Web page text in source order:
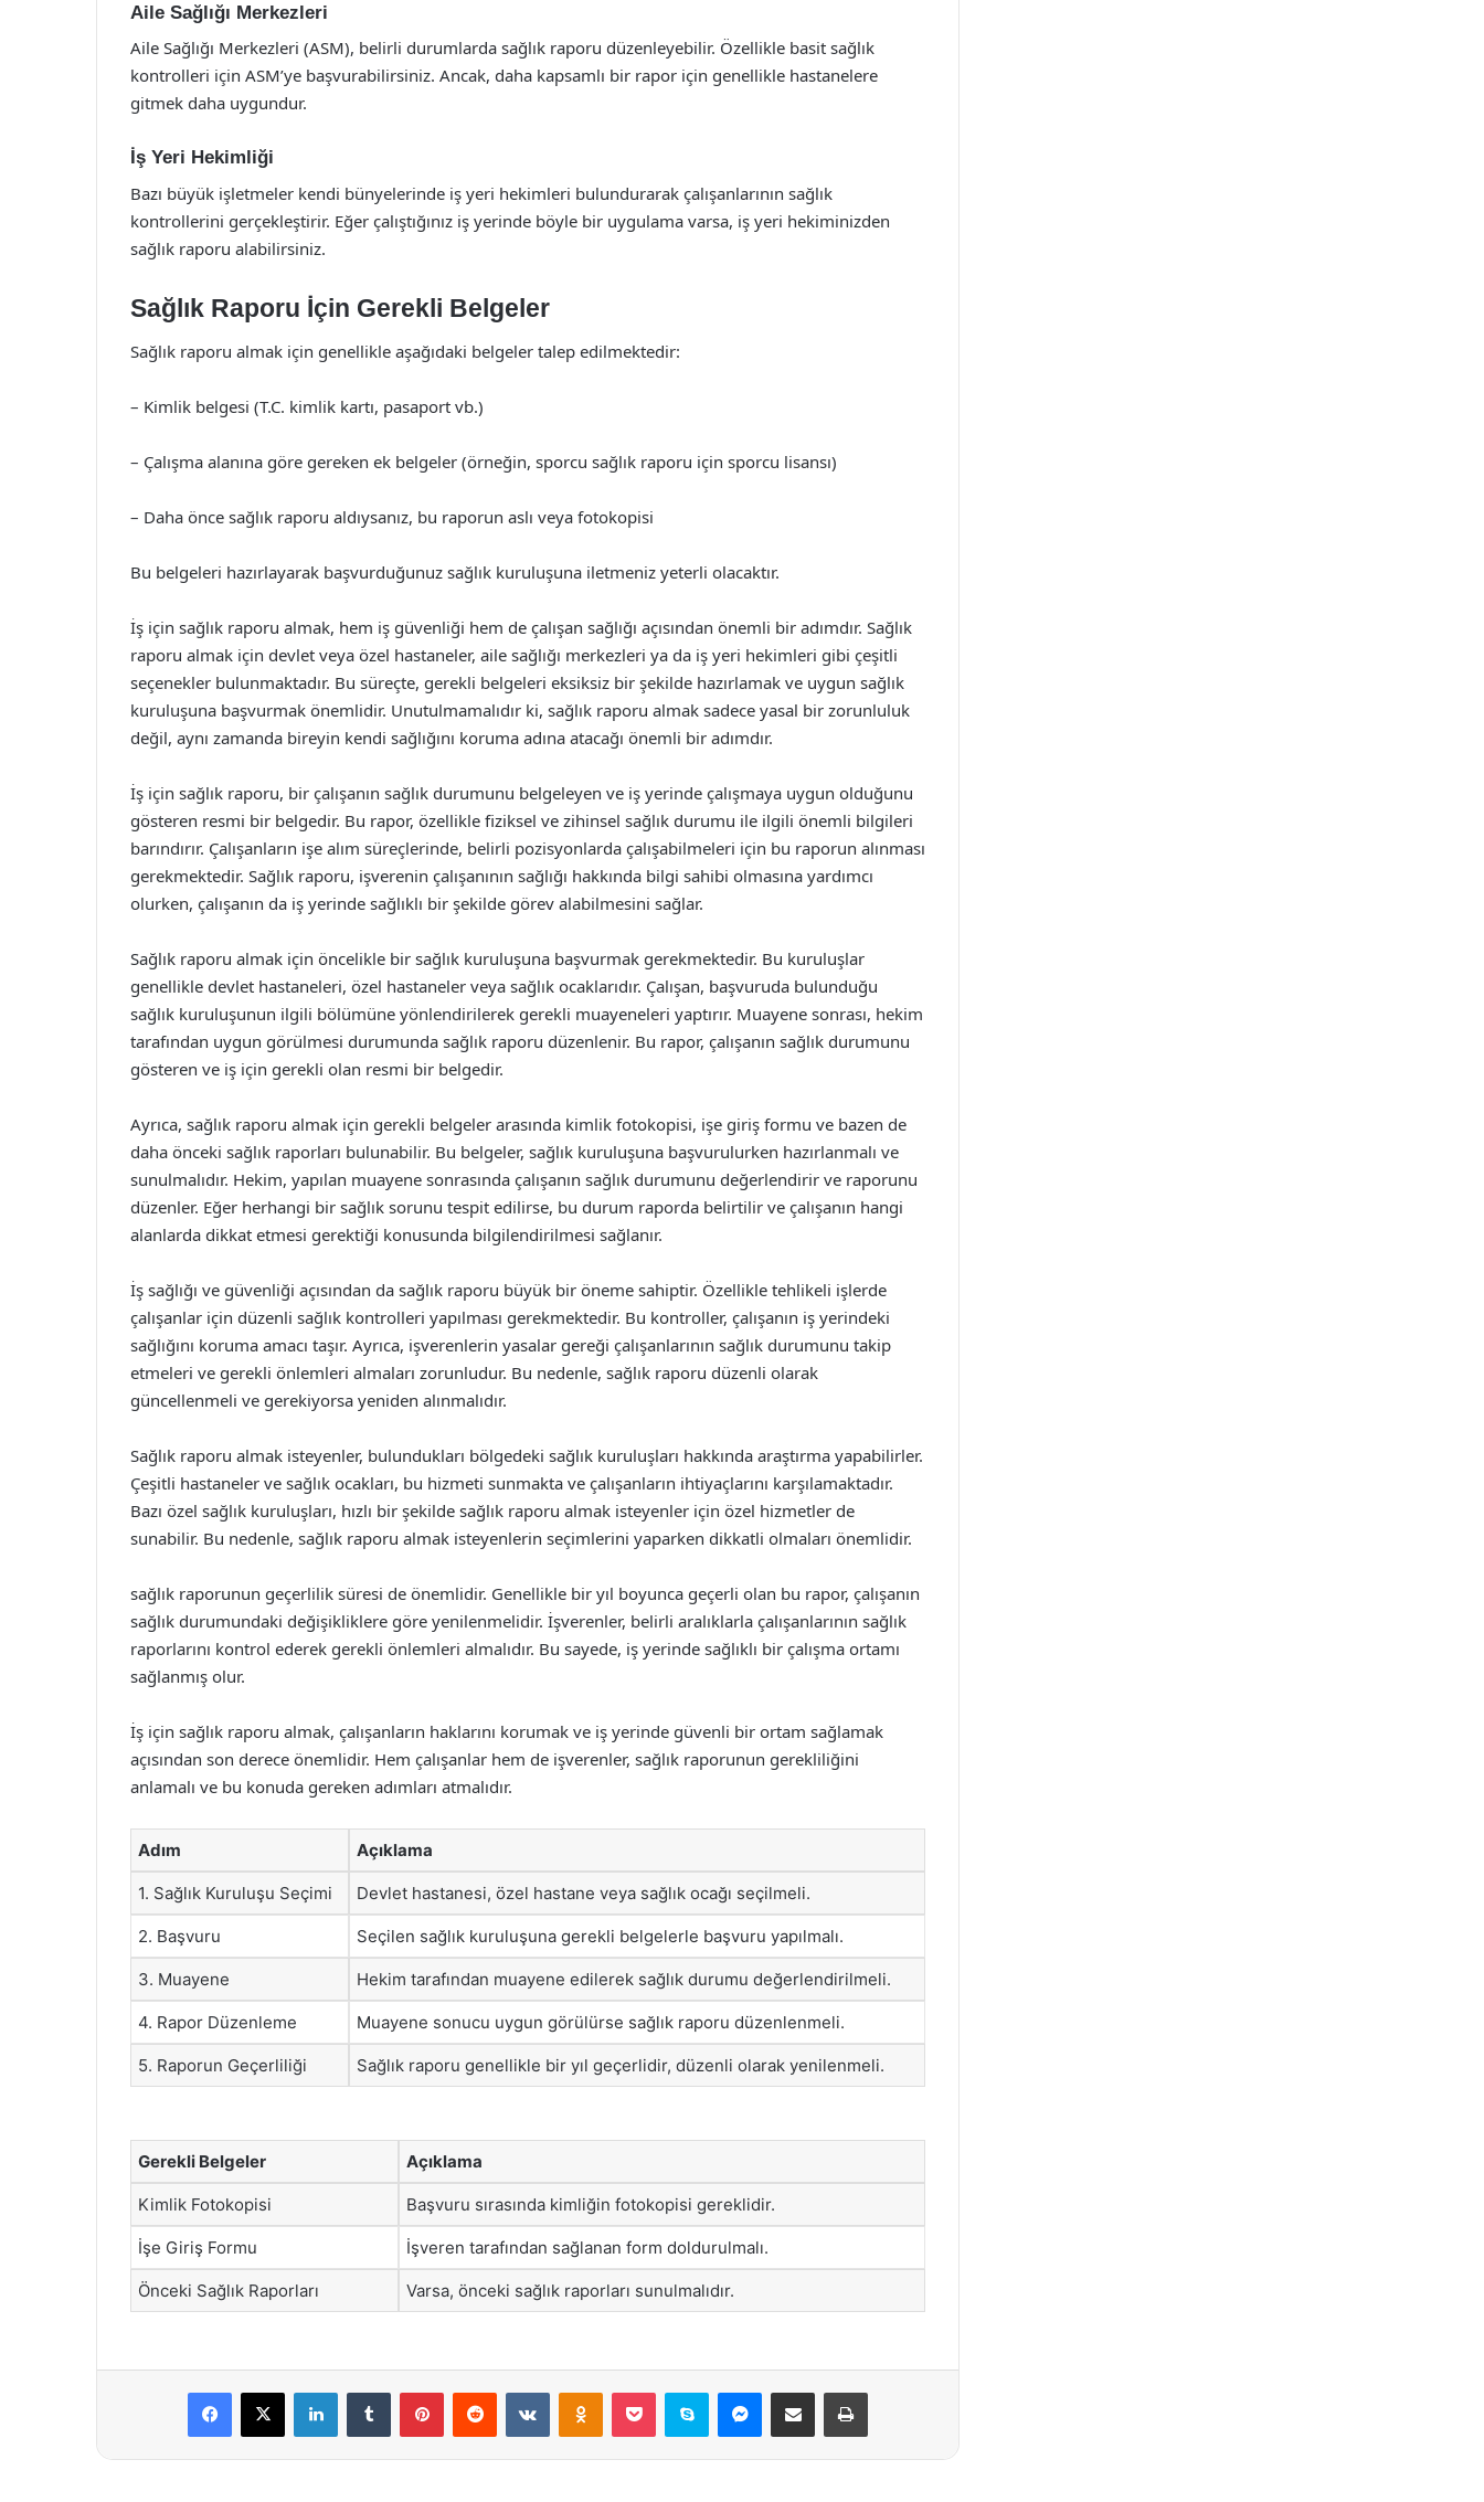
Aile Sağlığı Merkezleri
Aile Sağlığı Merkezleri (ASM), belirli durumlarda sağlık raporu düzenleyebilir. Özellikle basit sağlık
kontrolleri için ASM’ye başvurabilirsiniz. Ancak, daha kapsamlı bir rapor için genellikle hastanelere
gitmek daha uygundur.
İş Yeri Hekimliği
Bazı büyük işletmeler kendi bünyelerinde iş yeri hekimleri bulundurarak çalışanlarının sağlık
kontrollerini gerçekleştirir. Eğer çalıştığınız iş yerinde böyle bir uygulama varsa, iş yeri hekiminizden
sağlık raporu alabilirsiniz.
Sağlık Raporu İçin Gerekli Belgeler
Sağlık raporu almak için genellikle aşağıdaki belgeler talep edilmektedir:
– Kimlik belgesi (T.C. kimlik kartı, pasaport vb.)
– Çalışma alanına göre gereken ek belgeler (örneğin, sporcu sağlık raporu için sporcu lisansı)
– Daha önce sağlık raporu aldıysanız, bu raporun aslı veya fotokopisi
Bu belgeleri hazırlayarak başvurduğunuz sağlık kuruluşuna iletmeniz yeterli olacaktır.
İş için sağlık raporu almak, hem iş güvenliği hem de çalışan sağlığı açısından önemli bir adımdır. Sağlık
raporu almak için devlet veya özel hastaneler, aile sağlığı merkezleri ya da iş yeri hekimleri gibi çeşitli
seçenekler bulunmaktadır. Bu süreçte, gerekli belgeleri eksiksiz bir şekilde hazırlamak ve uygun sağlık
kuruluşuna başvurmak önemlidir. Unutulmamalıdır ki, sağlık raporu almak sadece yasal bir zorunluluk
değil, aynı zamanda bireyin kendi sağlığını koruma adına atacağı önemli bir adımdır.
İş için sağlık raporu, bir çalışanın sağlık durumunu belgeleyen ve iş yerinde çalışmaya uygun olduğunu
gösteren resmi bir belgedir. Bu rapor, özellikle fiziksel ve zihinsel sağlık durumu ile ilgili önemli bilgileri
barındırır. Çalışanların işe alım süreçlerinde, belirli pozisyonlarda çalışabilmeleri için bu raporun alınması
gerekmektedir. Sağlık raporu, işverenin çalışanının sağlığı hakkında bilgi sahibi olmasına yardımcı
olurken, çalışanın da iş yerinde sağlıklı bir şekilde görev alabilmesini sağlar.
Sağlık raporu almak için öncelikle bir sağlık kuruluşuna başvurmak gerekmektedir. Bu kuruluşlar
genellikle devlet hastaneleri, özel hastaneler veya sağlık ocaklarıdır. Çalışan, başvuruda bulunduğu
sağlık kuruluşunun ilgili bölümüne yönlendirilerek gerekli muayeneleri yaptırır. Muayene sonrası, hekim
tarafından uygun görülmesi durumunda sağlık raporu düzenlenir. Bu rapor, çalışanın sağlık durumunu
gösteren ve iş için gerekli olan resmi bir belgedir.
Ayrıca, sağlık raporu almak için gerekli belgeler arasında kimlik fotokopisi, işe giriş formu ve bazen de
daha önceki sağlık raporları bulunabilir. Bu belgeler, sağlık kuruluşuna başvurulurken hazırlanmalı ve
sunulmalıdır. Hekim, yapılan muayene sonrasında çalışanın sağlık durumunu değerlendirir ve raporunu
düzenler. Eğer herhangi bir sağlık sorunu tespit edilirse, bu durum raporda belirtilir ve çalışanın hangi
alanlarda dikkat etmesi gerektiği konusunda bilgilendirilmesi sağlanır.
İş sağlığı ve güvenliği açısından da sağlık raporu büyük bir öneme sahiptir. Özellikle tehlikeli işlerde
çalışanlar için düzenli sağlık kontrolleri yapılması gerekmektedir. Bu kontroller, çalışanın iş yerindeki
sağlığını koruma amacı taşır. Ayrıca, işverenlerin yasalar gereği çalışanlarının sağlık durumunu takip
etmeleri ve gerekli önlemleri almaları zorunludur. Bu nedenle, sağlık raporu düzenli olarak
güncellenmeli ve gerekiyorsa yeniden alınmalıdır.
Sağlık raporu almak isteyenler, bulundukları bölgedeki sağlık kuruluşları hakkında araştırma yapabilirler.
Çeşitli hastaneler ve sağlık ocakları, bu hizmeti sunmakta ve çalışanların ihtiyaçlarını karşılamaktadır.
Bazı özel sağlık kuruluşları, hızlı bir şekilde sağlık raporu almak isteyenler için özel hizmetler de
sunabilir. Bu nedenle, sağlık raporu almak isteyenlerin seçimlerini yaparken dikkatli olmaları önemlidir.
sağlık raporunun geçerlilik süresi de önemlidir. Genellikle bir yıl boyunca geçerli olan bu rapor, çalışanın
sağlık durumundaki değişikliklere göre yenilenmelidir. İşverenler, belirli aralıklarla çalışanlarının sağlık
raporlarını kontrol ederek gerekli önlemleri almalıdır. Bu sayede, iş yerinde sağlıklı bir çalışma ortamı
sağlanmış olur.
İş için sağlık raporu almak, çalışanların haklarını korumak ve iş yerinde güvenli bir ortam sağlamak
açısından son derece önemlidir. Hem çalışanlar hem de işverenler, sağlık raporunun gerekliliğini
anlamalı ve bu konuda gereken adımları atmalıdır.
Adım Açıklama
1. Sağlık Kuruluşu Seçimi Devlet hastanesi, özel hastane veya sağlık ocağı seçilmeli.
2. Başvuru Seçilen sağlık kuruluşuna gerekli belgelerle başvuru yapılmalı.
3. Muayene Hekim tarafından muayene edilerek sağlık durumu değerlendirilmeli.
4. Rapor Düzenleme Muayene sonucu uygun görülürse sağlık raporu düzenlenmeli.
5. Raporun Geçerliliği Sağlık raporu genellikle bir yıl geçerlidir, düzenli olarak yenilenmeli.
Gerekli Belgeler Açıklama
Kimlik Fotokopisi Başvuru sırasında kimliğin fotokopisi gereklidir.
İşe Giriş Formu İşveren tarafından sağlanan form doldurulmalı.
Önceki Sağlık Raporları Varsa, önceki sağlık raporları sunulmalıdır.
Facebook
X LinkedInTumblr PinterestReddit VKontakteOdnoklassniki
Pocket Skype Messenger
E-Posta ile paylaş Yazdır